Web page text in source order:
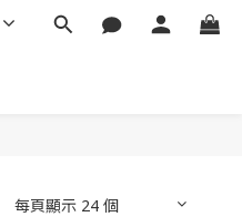
每頁顯示 24 個